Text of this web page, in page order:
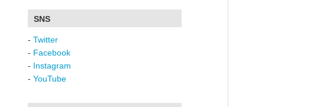
SNS
- Twitter
- Facebook
- Instagram
- YouTube